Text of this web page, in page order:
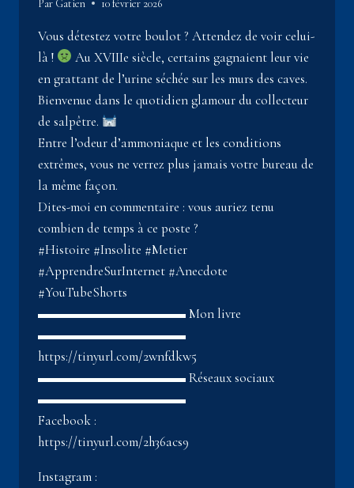
Par Gatien 10 février 2026
Vous détestez votre boulot ? Attendez de voir celui-
là !
Au XVIIIe siècle, certains gagnaient leur vie
en grattant de l’urine séchée sur les murs des caves.
Bienvenue dans le quotidien glamour du collecteur
de salpêtre.
Entre l’odeur d’ammoniaque et les conditions
extrêmes, vous ne verrez plus jamais votre bureau de
la même façon.
Dites-moi en commentaire : vous auriez tenu
combien de temps à ce poste ?
#Histoire #Insolite #Metier
#ApprendreSurInternet #Anecdote
#YouTubeShorts
▬▬▬▬▬▬▬▬▬▬▬ Mon livre
▬▬▬▬▬▬▬▬▬▬▬
https://tinyurl.com/2wnfdkw5
▬▬▬▬▬▬▬▬▬▬▬ Réseaux sociaux
▬▬▬▬▬▬▬▬▬▬▬
Facebook :
https://tinyurl.com/2h36acs9
Instagram :